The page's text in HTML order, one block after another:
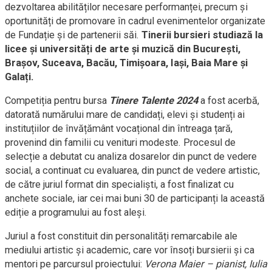
dezvoltarea abilităților necesare performanței, precum și
oportunități de promovare în cadrul evenimentelor organizate
de Fundație și de partenerii săi. Tinerii bursieri studiază la
licee și universități de arte și muzică din București,
Brașov, Suceava, Bacău, Timișoara, Iași, Baia Mare și
Galați.
Competiția pentru bursa Tinere Talente 2024a fost acerbă,
datorată numărului mare de candidați, elevi și studenți ai
instituțiilor de învățământ vocațional din întreaga țară,
provenind din familii cu venituri modeste. Procesul de
selecție a debutat cu analiza dosarelor din punct de vedere
social, a continuat cu evaluarea, din punct de vedere artistic,
de către juriul format din specialiști, a fost finalizat cu
anchete sociale, iar cei mai buni 30 de participanți la această
ediție a programului au fost aleși.
Juriul a fost constituit din personalități remarcabile ale
mediului artistic și academic, care vor însoți bursierii și ca
mentori pe parcursul proiectului: Verona Maier – pianist, Iulia